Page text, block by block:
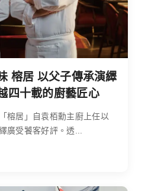
榕居 以父子傳承演繹
四十載的廚藝匠心
榕居」自袁栢勳主廚上任以
廣受饕客好評。透...